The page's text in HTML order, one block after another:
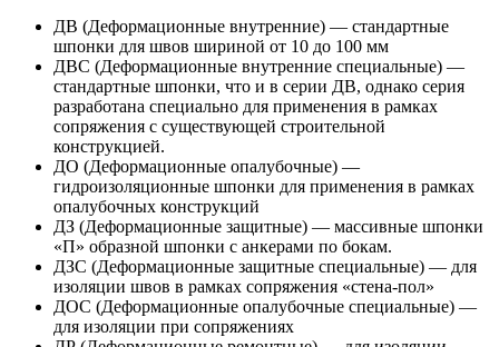
ДВ (Деформационные внутренние) — стандартные
шпонки для швов шириной от 10 до 100 мм
ДВС (Деформационные внутренние специальные) —
стандартные шпонки, что и в серии ДВ, однако серия
разработана специально для применения в рамках
сопряжения с существующей строительной
конструкцией.
ДО (Деформационные опалубочные) —
гидроизоляционные шпонки для применения в рамках
опалубочных конструкций
ДЗ (Деформационные защитные) — массивные шпонки
«П» образной шпонки с анкерами по бокам.
ДЗС (Деформационные защитные специальные) — для
изоляции швов в рамках сопряжения «стена-пол»
ДОС (Деформационные опалубочные специальные) —
для изоляции при сопряжениях